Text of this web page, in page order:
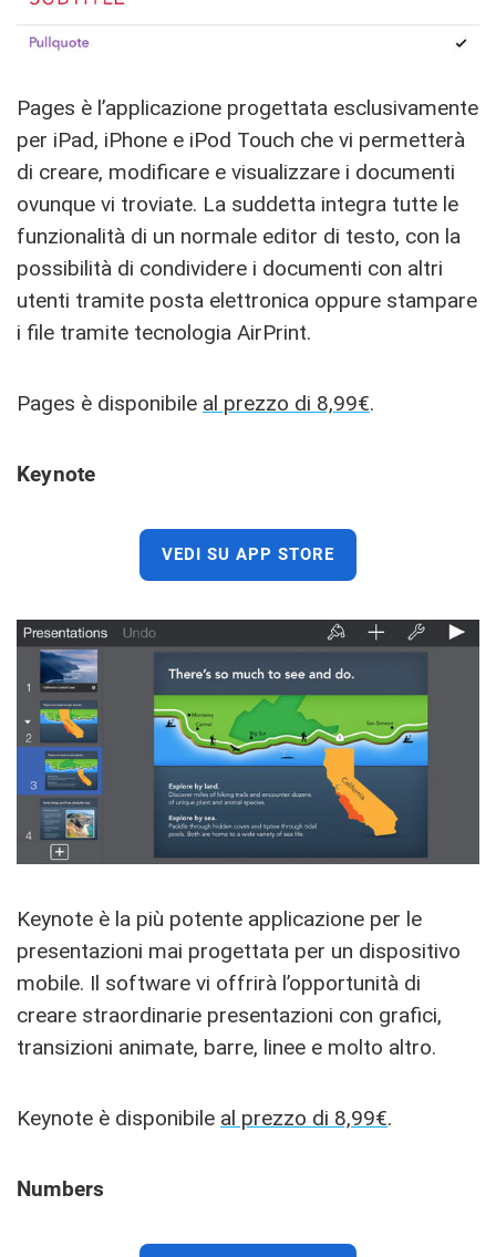
Pages è l’applicazione progettata esclusivamente
per iPad, iPhone e iPod Touch che vi permetterà
di creare, modificare e visualizzare i documenti
ovunque vi troviate. La suddetta integra tutte le
funzionalità di un normale editor di testo, con la
possibilità di condividere i documenti con altri
utenti tramite posta elettronica oppure stampare
i file tramite tecnologia AirPrint.
Pages è disponibile al prezzo di 8,99€.
Keynote
VEDI SU APP STORE
Keynote è la più potente applicazione per le
presentazioni mai progettata per un dispositivo
mobile. Il software vi offrirà l’opportunità di
creare straordinarie presentazioni con grafici,
transizioni animate, barre, linee e molto altro.
Keynote è disponibile al prezzo di 8,99€.
Numbers